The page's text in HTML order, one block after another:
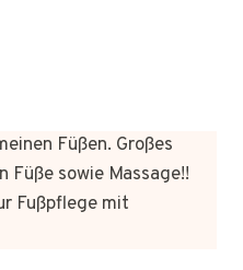
Füßen. Großes
Füße sowie Massage!!
Fußpflege mit